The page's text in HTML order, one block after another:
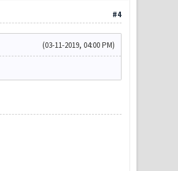
#4
(03-11-2019, 04:00 PM)